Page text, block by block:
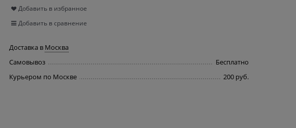
Добавить в избранное
Добавить в сравнение
Доставка в Москва
Самовывоз
Бесплатно
Курьером по Москве
200 руб.